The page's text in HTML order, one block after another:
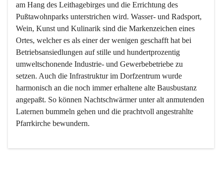
am Hang des Leithagebirges und die Errichtung des
Pußtawohnparks unterstrichen wird. Wasser- und Radsport,
Wein, Kunst und Kulinarik sind die Markenzeichen eines
Ortes, welcher es als einer der wenigen geschafft hat bei
Betriebsansiedlungen auf stille und hundertprozentig
umweltschonende Industrie- und Gewerbebetriebe zu
setzen. Auch die Infrastruktur im Dorfzentrum wurde
harmonisch an die noch immer erhaltene alte Bausbustanz
angepaßt. So können Nachtschwärmer unter alt anmutenden
Laternen bummeln gehen und die prachtvoll angestrahlte
Pfarrkirche bewundern.
Der Weinbau dominert heute nicht mehr, ist aber integrativer